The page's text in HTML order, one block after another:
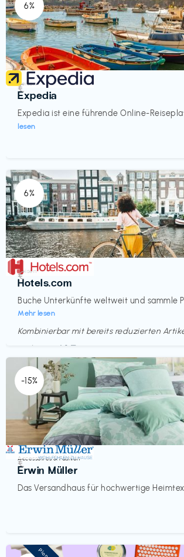
6%
Reisen
Expedia
Expedia ist eine führende Online-
lesen
€‎
6%
Reisen
Hotels.com
Buche Unterkünfte weltweit und sammle
Mehr lesen
€‎
Kombinierbar mit bereits reduzierten
Endet in
<60 Tagen
-15%
Accessoires & Fashion
Erwin Müller
Das Versandhaus für hochwertige
€‎